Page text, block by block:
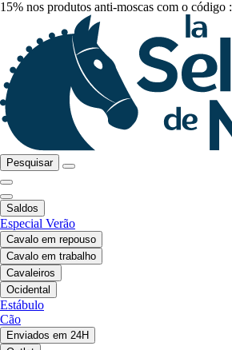
15% nos produtos anti-moscas com o código :
Pesquisar
Saldos
Especial Verão
Cavalo em repouso
Cavalo em trabalho
Cavaleiros
Ocidental
Estábulo
Cão
Enviados em 24H